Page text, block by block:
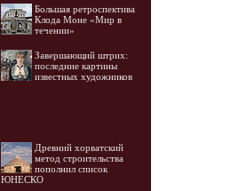
Большая ретроспектива
Клода Моне «Мир в
течении»
Завершающий штрих:
последние картины
известных художников
Древний хорватский
метод строительства
пополнил список
ЮНЕСКО